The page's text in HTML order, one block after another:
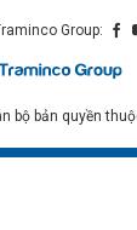
Group:
bộ bản quyền